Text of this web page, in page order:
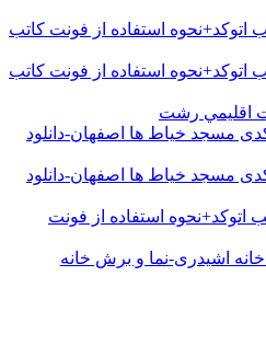
اتوکد+نحوه استفاده از فونت کاتب
اتوکد+نحوه استفاده از فونت کاتب
اقليمي رشت
مسجد خیاط ها اصفهان-دانلود
مسجد خیاط ها اصفهان-دانلود
اتوکد+نحوه استفاده از فونت
خانه اشیدری-نما و برش خانه